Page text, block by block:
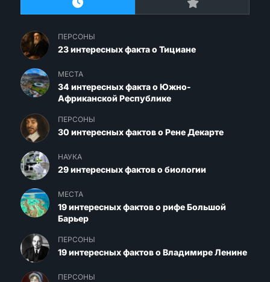
ПЕРСОНЫ
23 интересных факта о Тициане
МЕСТА
34 интересных факта о Южно-
Африканской Республике
ПЕРСОНЫ
30 интересных фактов о Рене Декарте
НАУКА
29 интересных фактов о биологии
МЕСТА
19 интересных фактов о рифе Большой
Барьер
ПЕРСОНЫ
19 интересных фактов о Владимире Ленине
ПЕРСОНЫ